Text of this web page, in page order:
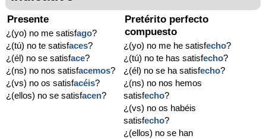
Presente
¿(yo) no me satisfago?
¿(tú) no te satisfaces?
¿(él) no se satisface?
¿(ns) no nos satisfacemos?
¿(vs) no os satisfacéis?
¿(ellos) no se satisfacen?
Pretérito perfecto
compuesto
¿(yo) no me he satisfecho?
¿(tú) no te has satisfecho?
¿(él) no se ha satisfecho?
¿(ns) no nos hemos
satisfecho?
¿(vs) no os habéis
satisfecho?
¿(ellos) no se han